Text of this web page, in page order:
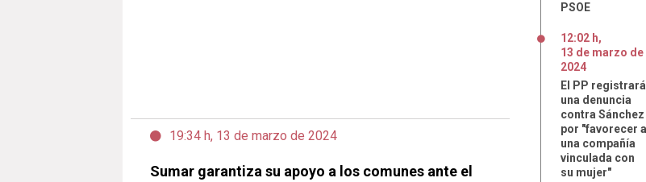
19:34 h, 13 de marzo de 2024
Sumar garantiza su apoyo a los comunes ante el
PSOE
12:02 h,
13 de marzo de
2024
El PP registrará
una denuncia
contra Sánchez
por "favorecer a
una compañía
vinculada con
su mujer"